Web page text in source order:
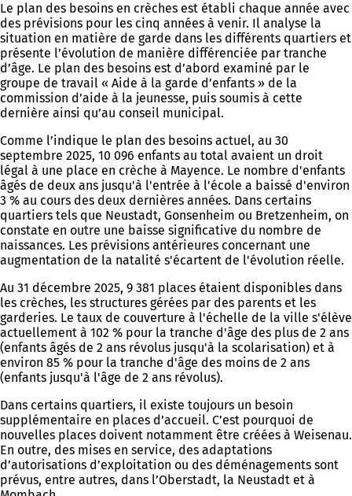
Le plan des besoins en crèches est établi chaque année avec
des prévisions pour les cinq années à venir. Il analyse la
situation en matière de garde dans les différents quartiers et
présente l’évolution de manière différenciée par tranche
d’âge. Le plan des besoins est d’abord examiné par le
groupe de travail « Aide à la garde d’enfants » de la
commission d’aide à la jeunesse, puis soumis à cette
dernière ainsi qu’au conseil municipal.
Comme l’indique le plan des besoins actuel, au 30
septembre 2025, 10 096 enfants au total avaient un droit
légal à une place en crèche à Mayence. Le nombre d'enfants
âgés de deux ans jusqu'à l'entrée à l'école a baissé d'environ
3 % au cours des deux dernières années. Dans certains
quartiers tels que Neustadt, Gonsenheim ou Bretzenheim, on
constate en outre une baisse significative du nombre de
naissances. Les prévisions antérieures concernant une
augmentation de la natalité s'écartent de l'évolution réelle.
Au 31 décembre 2025, 9 381 places étaient disponibles dans
les crèches, les structures gérées par des parents et les
garderies. Le taux de couverture à l'échelle de la ville s'élève
actuellement à 102 % pour la tranche d'âge des plus de 2 ans
(enfants âgés de 2 ans révolus jusqu'à la scolarisation) et à
environ 85 % pour la tranche d'âge des moins de 2 ans
(enfants jusqu'à l'âge de 2 ans révolus).
Dans certains quartiers, il existe toujours un besoin
supplémentaire en places d’accueil. C’est pourquoi de
nouvelles places doivent notamment être créées à Weisenau.
En outre, des mises en service, des adaptations
d’autorisations d’exploitation ou des déménagements sont
prévus, entre autres, dans l’Oberstadt, la Neustadt et à